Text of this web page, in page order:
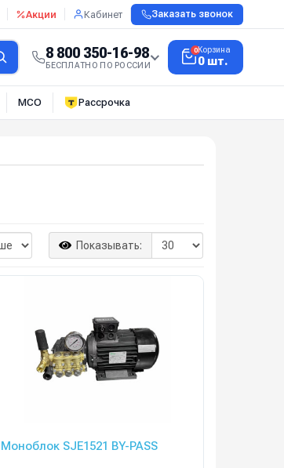
Акции Кабинет Заказать звонок
8 800 350-16-98
БЕСПЛАТНО ПО РОССИИ
0Корзина
0 шт.
МСО Рассрочка
Показывать:
Моноблок SJE1521 BY-PASS